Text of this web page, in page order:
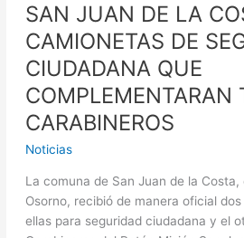
SAN JUAN DE LA
CAMIONETAS DE
CIUDADANA QUE
COMPLEMENTARAN
CARABINEROS
Noticias
La comuna de San Juan de la
Osorno, recibió de manera oficial
ellas para seguridad ciudadana y el
COMPLEMENTARAN
TRABAJO
DE
CARABINEROS